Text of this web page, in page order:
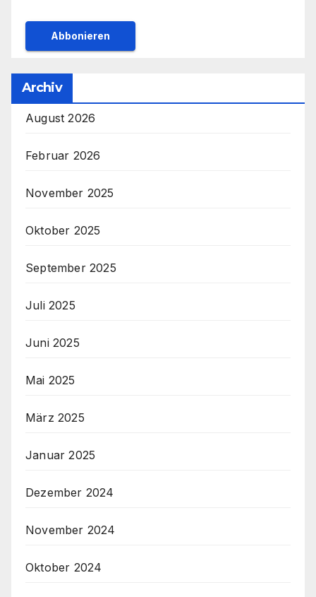
Archiv
August 2026
Februar 2026
November 2025
Oktober 2025
September 2025
Juli 2025
Juni 2025
Mai 2025
März 2025
Januar 2025
Dezember 2024
November 2024
Oktober 2024